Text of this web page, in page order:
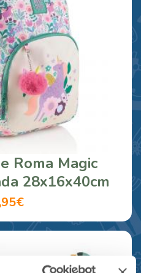
Roma Magic
28x16x40cm